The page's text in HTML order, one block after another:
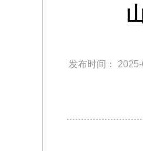
发布时间：